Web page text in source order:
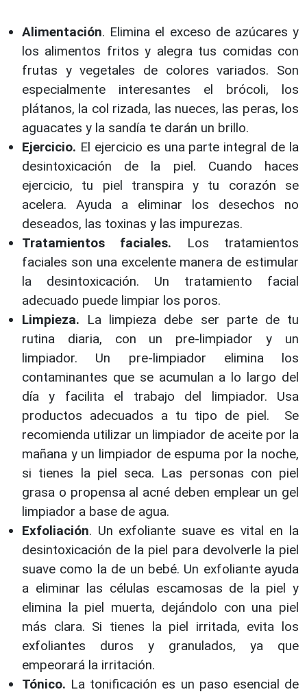
Alimentación. Elimina el exceso de azúcares y
los alimentos fritos y alegra tus comidas con
frutas y vegetales de colores variados. Son
especialmente interesantes el brócoli, los
plátanos, la col rizada, las nueces, las peras, los
aguacates y la sandía te darán un brillo.
Ejercicio. El ejercicio es una parte integral de la
desintoxicación de la piel. Cuando haces
ejercicio, tu piel transpira y tu corazón se
acelera. Ayuda a eliminar los desechos no
deseados, las toxinas y las impurezas.
Tratamientos faciales. Los tratamientos
faciales son una excelente manera de estimular
la desintoxicación. Un tratamiento facial
adecuado puede limpiar los poros.
Limpieza. La limpieza debe ser parte de tu
rutina diaria, con un pre-limpiador y un
limpiador. Un pre-limpiador elimina los
contaminantes que se acumulan a lo largo del
día y facilita el trabajo del limpiador. Usa
productos adecuados a tu tipo de piel. Se
recomienda utilizar un limpiador de aceite por la
mañana y un limpiador de espuma por la noche,
si tienes la piel seca. Las personas con piel
grasa o propensa al acné deben emplear un gel
limpiador a base de agua.
Exfoliación. Un exfoliante suave es vital en la
desintoxicación de la piel para devolverle la piel
suave como la de un bebé. Un exfoliante ayuda
a eliminar las células escamosas de la piel y
elimina la piel muerta, dejándolo con una piel
más clara. Si tienes la piel irritada, evita los
exfoliantes duros y granulados, ya que
empeorará la irritación.
Tónico. La tonificación es un paso esencial de